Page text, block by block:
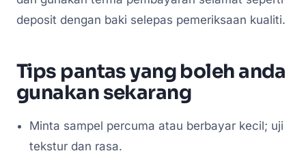
deposit dengan baki selepas pemeriksaan kualiti.
Tips pantas yang boleh anda
gunakan sekarang
Minta sampel percuma atau berbayar kecil; uji
tekstur dan rasa.